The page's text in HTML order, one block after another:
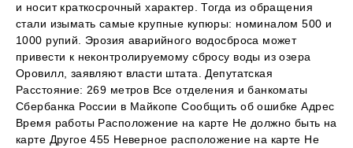
и носит краткосрочный характер. Тогда из обращения
стали изымать самые крупные купюры: номиналом 500 и
1000 рупий. Эрозия аварийного водосброса может
привести к неконтролируемому сбросу воды из озера
Оровилл, заявляют власти штата. Депутатская
Расстояние: 269 метров Все отделения и банкоматы
Сбербанка России в Майкопе Сообщить об ошибке Адрес
Время работы Расположение на карте Не должно быть на
карте Другое 455 Неверное расположение на карте Не